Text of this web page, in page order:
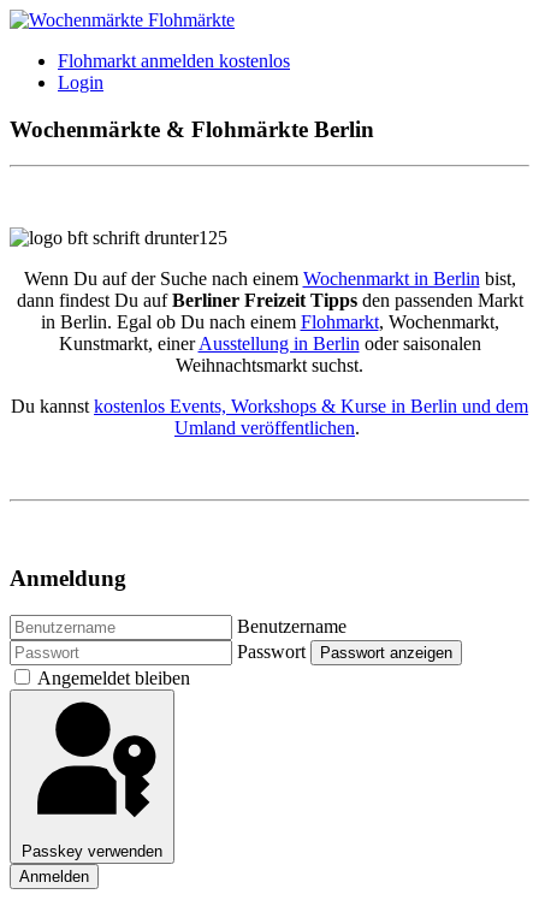
Flohmarkt anmelden kostenlos
Login
Wochenmärkte & Flohmärkte Berlin
Wenn Du auf der Suche nach einem Wochenmarkt in Berlinbist,
dann findest Du aufBerliner Freizeit Tippsden passenden Markt
in Berlin. Egal ob Du nach einem Flohmarkt, Wochenmarkt,
Kunstmarkt, einerAusstellung in Berlinoder saisonalen
Weihnachtsmarkt suchst.
Du kannstkostenlos Events, Workshops & Kurse in Berlin und dem
Umland veröffentlichen.
Anmeldung
Benutzername
Passwort
Passwort anzeigen
Angemeldet bleiben
Passkey verwenden
Anmelden